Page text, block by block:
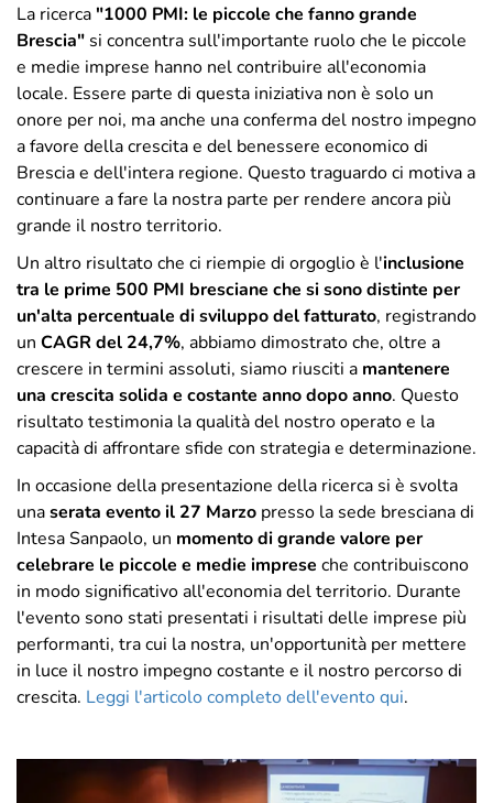
La ricerca "1000 PMI: le piccole che fanno grande
Brescia" si concentra sull'importante ruolo che le piccole
e medie imprese hanno nel contribuire all'economia
locale. Essere parte di questa iniziativa non è solo un
onore per noi, ma anche una conferma del nostro impegno
a favore della crescita e del benessere economico di
Brescia e dell'intera regione. Questo traguardo ci motiva a
continuare a fare la nostra parte per rendere ancora più
grande il nostro territorio.
Un altro risultato che ci riempie di orgoglio è l'inclusione
tra le prime 500 PMI bresciane che si sono distinte per
un'alta percentuale di sviluppo del fatturato, registrando
un CAGR del 24,7%, abbiamo dimostrato che, oltre a
crescere in termini assoluti, siamo riusciti a mantenere
una crescita solida e costante anno dopo anno. Questo
risultato testimonia la qualità del nostro operato e la
capacità di affrontare sfide con strategia e determinazione.
In occasione della presentazione della ricerca si è svolta
unaserata evento il 27 Marzo presso la sede bresciana di
Intesa Sanpaolo, un momento di grande valore per
celebrare le piccole e medie imprese che contribuiscono
in modo significativo all'economia del territorio. Durante
l'evento sono stati presentati i risultati delle imprese più
performanti, tra cui la nostra, un'opportunità per mettere
in luce il nostro impegno costante e il nostro percorso di
crescita. Leggi l'articolo completo dell'evento qui.